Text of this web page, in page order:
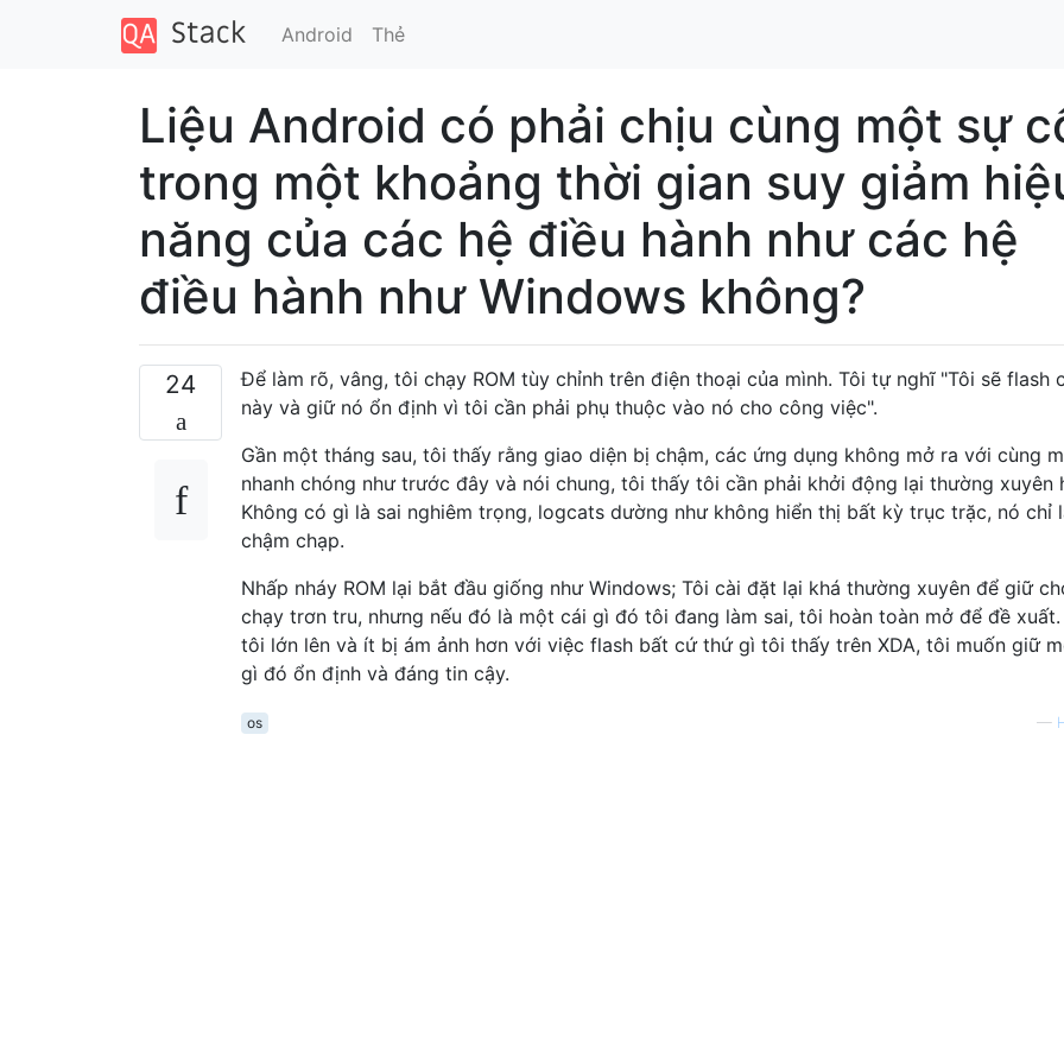
Android Thẻ
Liệu Android có phải chịu cùng một sự
trong một khoảng thời gian suy giảm
năng của các hệ điều hành như các hệ
điều hành như Windows không?
24
Để làm rõ, vâng, tôi chạy ROM tùy chỉnh trên điện thoại của mình. Tôi tự nghĩ "Tôi sẽ flash
này và giữ nó ổn định vì tôi cần phải phụ thuộc vào nó cho công việc".
Gần một tháng sau, tôi thấy rằng giao diện bị chậm, các ứng dụng không mở ra với cùng
nhanh chóng như trước đây và nói chung, tôi thấy tôi cần phải khởi động lại thường xuyên
Không có gì là sai nghiêm trọng, logcats dường như không hiển thị bất kỳ trục trặc, nó chỉ
chậm chạp.
Nhấp nháy ROM lại bắt đầu giống như Windows; Tôi cài đặt lại khá thường xuyên để giữ
chạy trơn tru, nhưng nếu đó là một cái gì đó tôi đang làm sai, tôi hoàn toàn mở để đề xuất.
tôi lớn lên và ít bị ám ảnh hơn với việc flash bất cứ thứ gì tôi thấy trên XDA, tôi muốn giữ
gì đó ổn định và đáng tin cậy.
os —